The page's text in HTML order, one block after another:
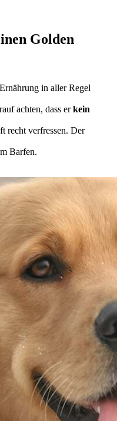
Golden
in aller Regel
achten, dass erkein
recht verfressen. Der
Barfen.